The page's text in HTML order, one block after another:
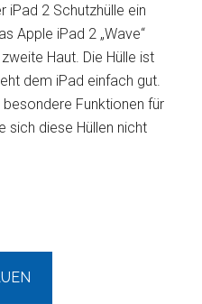
iPad 2 Schutzhülle ein
Apple iPad 2 „Wave“
Haut. Die Hülle ist
dem iPad einfach gut.
Funktionen für
sich diese Hüllen nicht